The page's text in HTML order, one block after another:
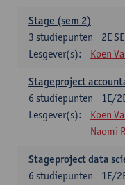
Stage (sem 2)
2E
3 studiepunten
Lesgever(s):
Koen
Stageproject
1E/
6 studiepunten
Lesgever(s):
Koen
Naomi
Stageproject data
1E/
6 studiepunten